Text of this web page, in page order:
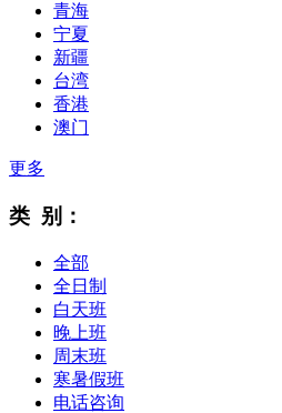
青海
宁夏
新疆
台湾
香港
澳门
更多
类 别：
全部
全日制
白天班
晚上班
周末班
寒暑假班
电话咨询